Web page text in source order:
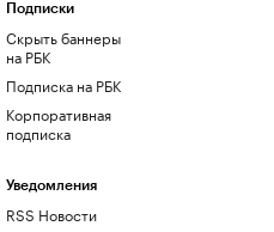
Подписки
Скрыть баннеры
на РБК
Подписка на РБК
Корпоративная
подписка
Уведомления
RSS Новости